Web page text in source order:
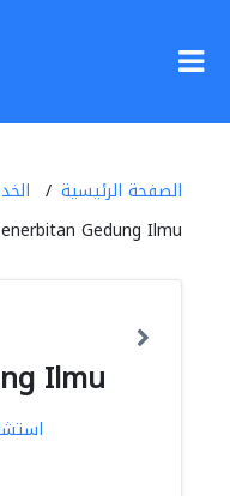
الصفحة الرئيسية
Gedung Ilmu
Ilmu